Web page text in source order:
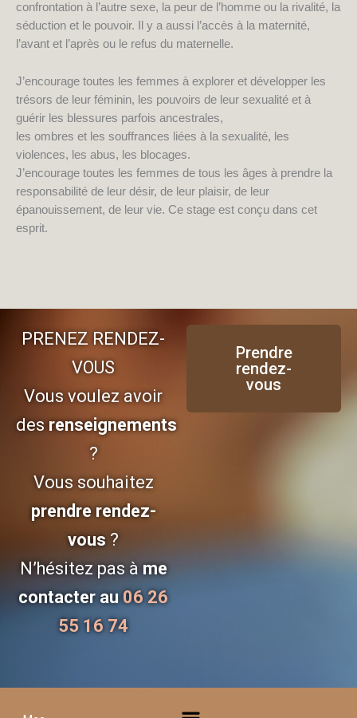
confrontation à l’autre sexe, la peur de l’homme ou la rivalité, la
séduction et le pouvoir. Il y a aussi l’accès à la maternité,
l’avant et l’après ou le refus du maternelle.
J’encourage toutes les femmes à explorer et développer les
trésors de leur féminin, les pouvoirs de leur sexualité et à
guérir les blessures parfois ancestrales,
les ombres et les souffrances liées à la sexualité, les
violences, les abus, les blocages.
J’encourage toutes les femmes de tous les âges à prendre la
responsabilité de leur désir, de leur plaisir, de leur
épanouissement, de leur vie. Ce stage est conçu dans cet
esprit.
PRENEZ RENDEZ-
VOUS
Vous voulez avoir
desrenseignements
?
Vous souhaitez
prendre rendez-
vous ?
N’hésitez pas à me
contacter au 06 26
55 16 74
Prendre
rendez-
vous